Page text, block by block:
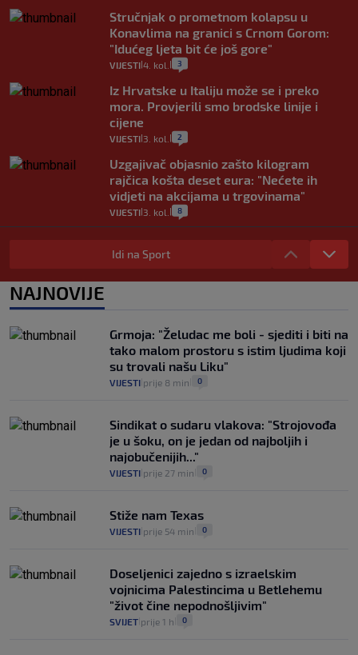
Stručnjak o prometnom kolapsu u
Konavlima na granici s Crnom Gorom:
"Idućeg ljeta bit će još gore"
VIJESTI 4. kol. 3
Iz Hrvatske u Italiju može se i preko
mora. Provjerili smo brodske linije i
cijene
VIJESTI 3. kol. 2
Uzgajivač objasnio zašto kilogram
rajčica košta deset eura: "Nećete ih
vidjeti na akcijama u trgovinama"
VIJESTI 3. kol. 8
Selidba je jedno od stresnijih iskustava.
Evo aktualnih cijena i nekoliko savjeta
0
automobilom na Hvar iz Zagreba, a
koliko iz Osijeka
14
Idi na Sport
NAJNOVIJE
Grmoja: "Želudac me boli - sjediti i biti na
tako malom prostoru s istim ljudima koji
su trovali našu Liku"
VIJESTI prije 8 min 0
Sindikat o sudaru vlakova: "Strojovođa
je u šoku, on je jedan od najboljih i
najobučenijih..."
VIJESTI prije 27 min 0
Stiže nam Texas
VIJESTI prije 54 min 0
Doseljenici zajedno s izraelskim
vojnicima Palestincima u Betlehemu
"život čine nepodnošljivim"
SVIJET prije 1 h 0